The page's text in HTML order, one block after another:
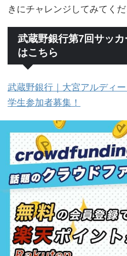
きにチャレンジしてみてくだ
武蔵野銀行第7回サッ
はこちら
武蔵野銀行｜大宮アルディ
学生参加者募集！